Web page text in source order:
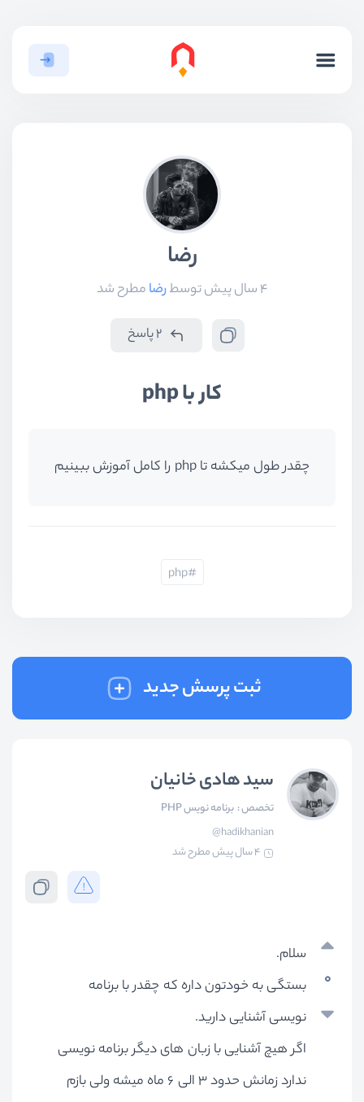
رضا
4 سال پیش توسطرضامطرح شد
2 پاسخ
کار با php
چقدر طول میکشه تا php را کامل آموزش ببینیم
php
ثبت پرسش جدید
سید هادی خانیان
تخصص : برنامه نویس PHP
@hadikhanian
4 سال پیش
مطرح شد
0
سلام.
بستگی به خودتون داره که چقدر با برنامه
نویسی آشنایی دارید.
اگر هیچ آشنایی با زبان های دیگر برنامه نویسی
ندارد زمانش حدود 3 الی 6 ماه میشه ولی بازم